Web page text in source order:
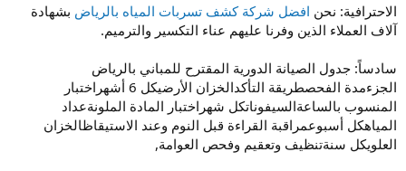
الاحترافية: نحن افضل شركة كشف تسربات المياه بالرياض بشهادة
آلاف العملاء الذين وفرنا عليهم عناء التكسير والترميم.
سادساً: جدول الصيانة الدورية المقترح للمباني بالرياض
الجزءمدة الفحصطريقة التأكدالخزان الأرضيكل 6 أشهراختبار
المنسوب بالساعةالسيفوناتكل شهراختبار المادة الملونةعداد
المياهكل أسبوعمراقبة القراءة قبل النوم وعند الاستيقاظالخزان
العلويكل سنةتنظيف وتعقيم وفحص العوامة,